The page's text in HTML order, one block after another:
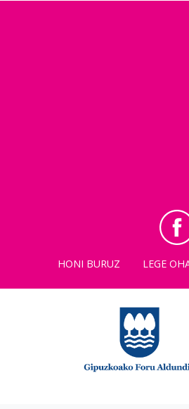
HONI BURUZ LEGE